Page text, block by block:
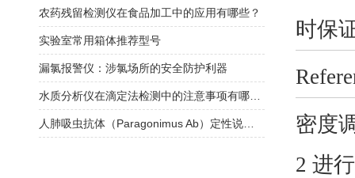
时保
密度
2 进
农药残留检测仪在食品加工中的应用有哪些？
实验室常用箱体推荐型号
漏氯报警仪：涉氯场所的安全防护利器